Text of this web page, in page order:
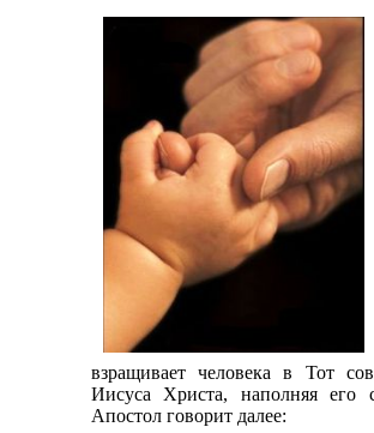
взращивает человека в Тот
Иисуса Христа, наполняя его
Апостол говорит далее: